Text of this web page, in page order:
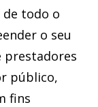
de todo o
o seu
prestadores
público,
fins